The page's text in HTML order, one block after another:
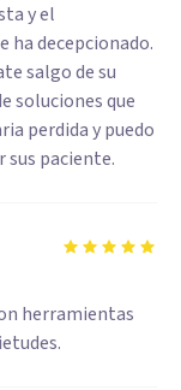
y el
ha decepcionado.
salgo de su
soluciones que
perdida y puedo
sus paciente.
herramientas